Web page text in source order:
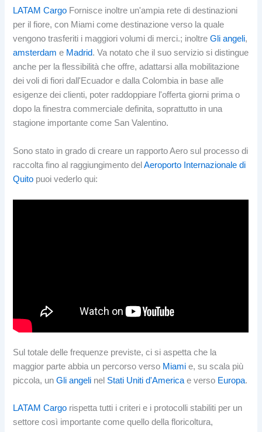
LATAM Cargo Fornisce inoltre un'ampia rete di destinazioni
per il fiore, con Miami come destinazione verso la quale
vengono trasferiti i maggiori volumi di merci.; inoltreGli angeli,
amsterdam e Madrid. Va notato che il suo servizio si distingue
anche per la flessibilità che offre, adattarsi alla mobilitazione
dei voli di fiori dall'Ecuador e dalla Colombia in base alle
esigenze dei clienti, poter raddoppiare l'offerta giorni prima o
dopo la finestra commerciale definita, soprattutto in una
stagione importante come San Valentino.
Sono stato in grado di creare un rapporto Aero sul processo di
raccolta fino al raggiungimento delAeroporto Internazionale di
Quito puoi vederlo qui:
Sul totale delle frequenze previste, ci si aspetta che la
maggior parte abbia un percorso verso Miami e, su scala più
piccola, unGli angeli nel Stati Uniti d'America e verso Europa.
LATAM Cargo rispetta tutti i criteri e i protocolli stabiliti per un
settore così importante come quello della floricoltura,